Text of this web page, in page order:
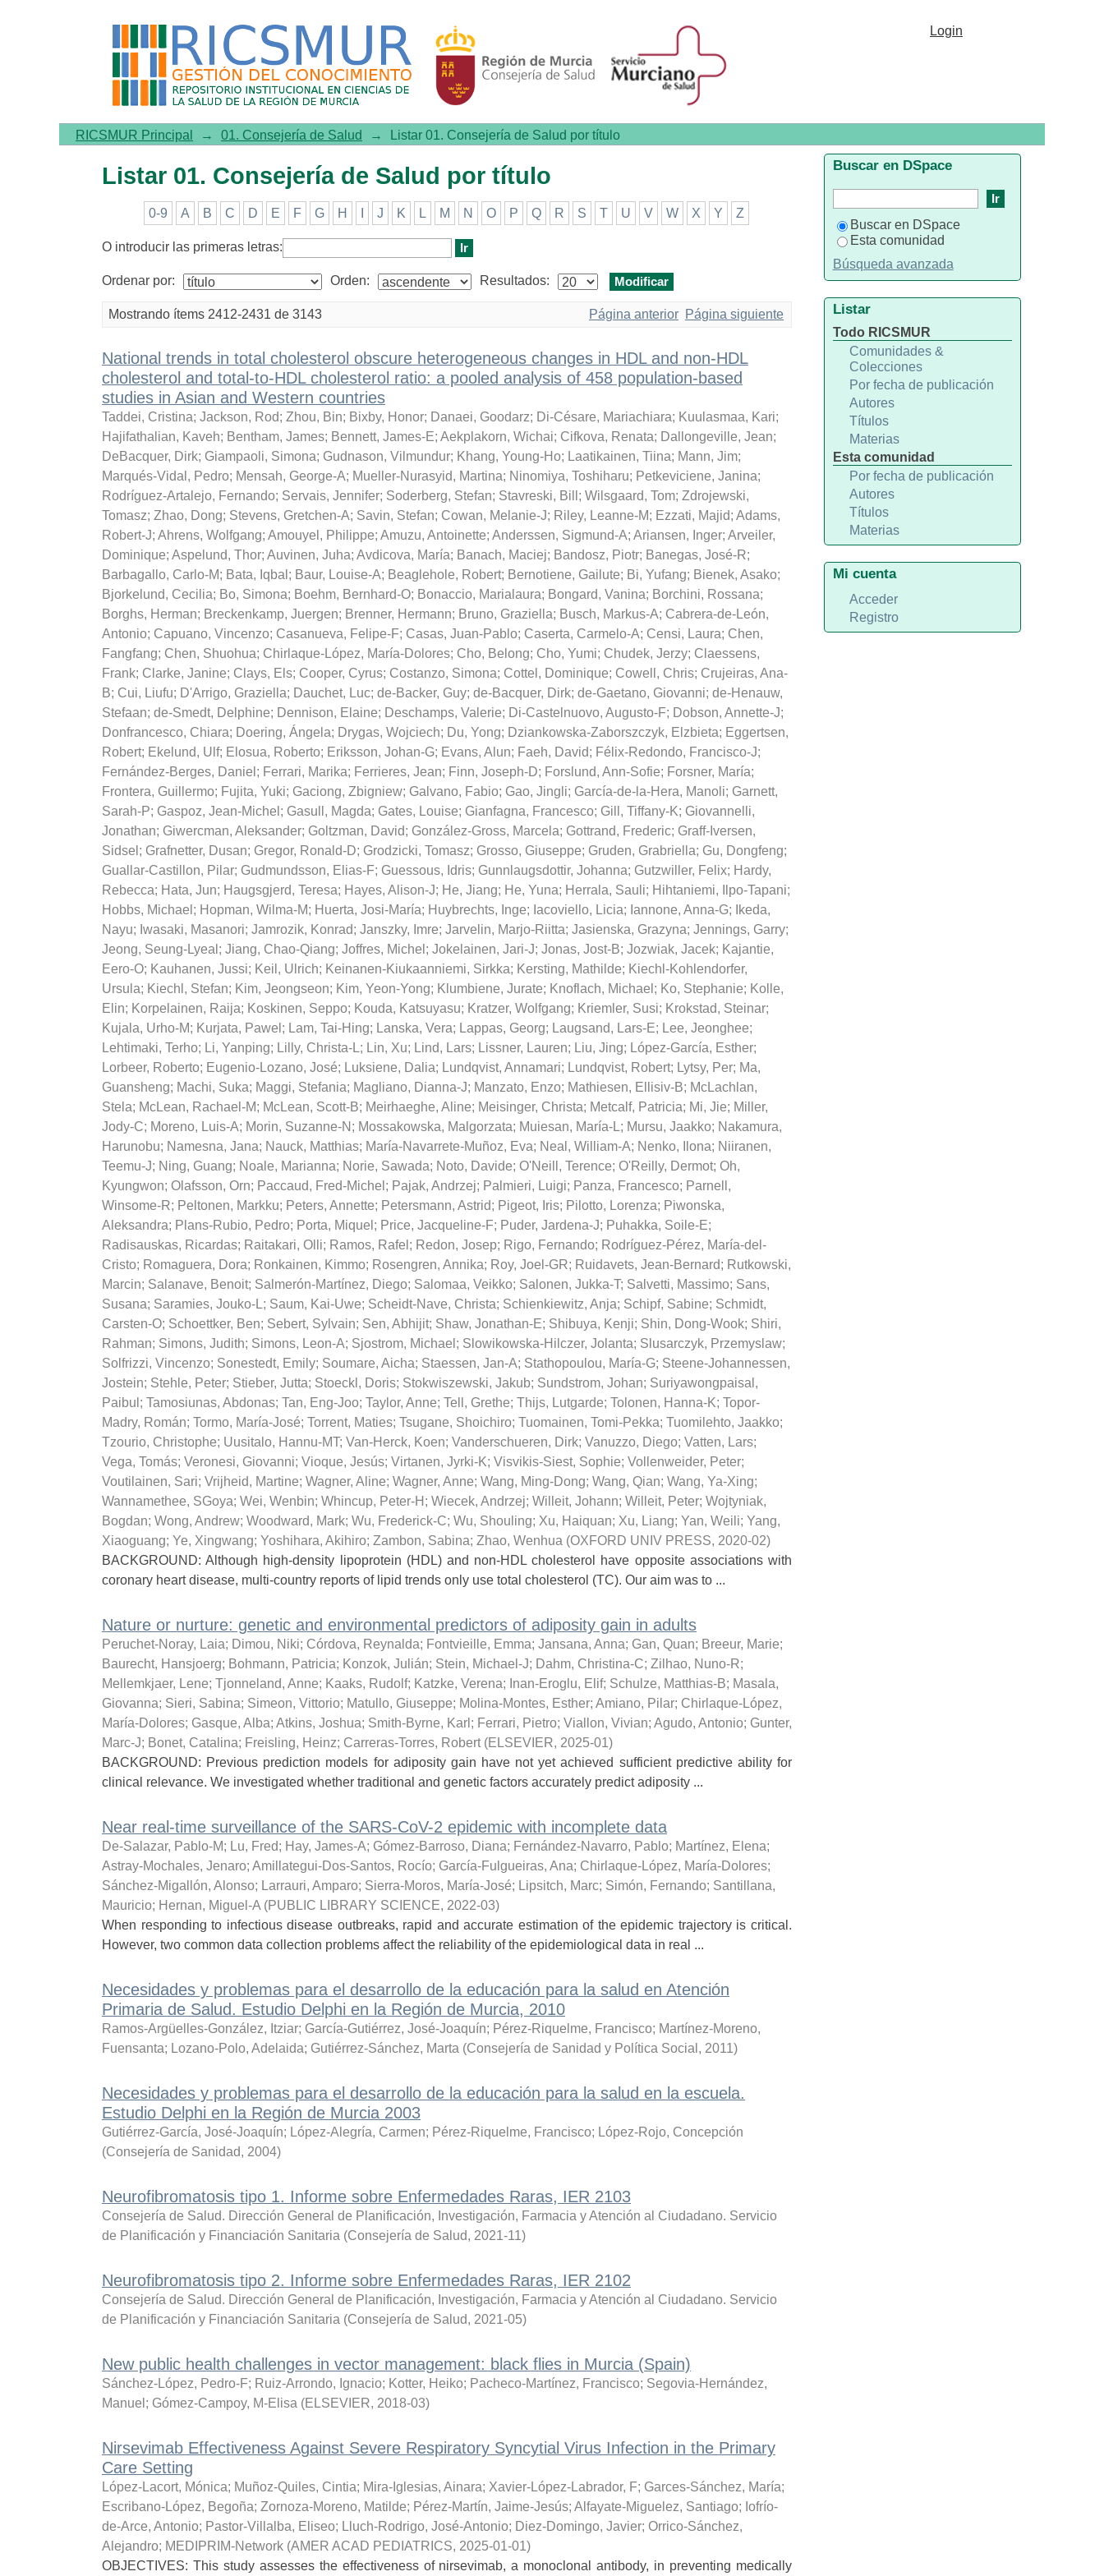
Listar 01. Consejería de Salud por título Login
RICSMUR Principal → 01. Consejería de Salud → Listar 01. Consejería de Salud por título
Listar 01. Consejería de Salud por título
0-9 A B C D E F G H J K L M N O P Q R S T U V W X Y Z
O introducir las primeras letras:
Ordenar por: Orden: Resultados:
Mostrando ítems 2412-2431 de 3143 Página anterior Página siguiente
National trends in total cholesterol obscure heterogeneous changes in HDL and non-HDL
cholesterol and total-to-HDL cholesterol ratio: a pooled analysis of 458 population-based
studies in Asian and Western countries
Taddei, Cristina; Jackson, Rod; Zhou, Bin; Bixby, Honor; Danaei, Goodarz; Di-Césare, Mariachiara; Kuulasmaa, Kari;
Hajifathalian, Kaveh; Bentham, James; Bennett, James-E; Aekplakorn, Wichai; Cifkova, Renata; Dallongeville, Jean;
DeBacquer, Dirk; Giampaoli, Simona; Gudnason, Vilmundur; Khang, Young-Ho; Laatikainen, Tiina; Mann, Jim;
Marqués-Vidal, Pedro; Mensah, George-A; Mueller-Nurasyid, Martina; Ninomiya, Toshiharu; Petkeviciene, Janina;
Rodríguez-Artalejo, Fernando; Servais, Jennifer; Soderberg, Stefan; Stavreski, Bill ; Wilsgaard, Tom; Zdrojewski,
Tomasz; Zhao, Dong; Stevens, Gretchen-A; Savin, Stefan; Cowan, Melanie-J; Riley, Leanne-M; Ezzati, Majid; Adams,
Robert-J; Ahrens, Wolfgang; Amouyel, Philippe; Amuzu, Antoinette; Anderssen, Sigmund-A; Ariansen, Inger; Arveiler,
Dominique; Aspelund, Thor; Auvinen, Juha; Avdicova, María; Banach, Maciej; Bandosz, Piotr; Banegas, José-R;
Barbagallo, Carlo-M; Bata, Iqbal ; Baur, Louise-A; Beaglehole, Robert; Bernotiene, Gailute; Bi, Yufang; Bienek, Asako;
Bjorkelund, Cecilia; Bo, Simona; Boehm, Bernhard-O; Bonaccio, Marialaura; Bongard, Vanina; Borchini, Rossana;
Borghs, Herman; Breckenkamp, Juergen; Brenner, Hermann; Bruno, Graziella; Busch, Markus-A; Cabrera-de-León,
Antonio; Capuano, Vincenzo; Casanueva, Felipe-F; Casas, Juan-Pablo; Caserta, Carmelo-A; Censi, Laura; Chen,
Fangfang; Chen, Shuohua; Chirlaque-López, María-Dolores; Cho, Belong; Cho, Yumi; Chudek, Jerzy; Claessens,
Frank; Clarke, Janine; Clays, Els; Cooper, Cyrus; Costanzo, Simona; Cottel, Dominique; Cowell, Chris; Crujeiras, Ana-
B; Cui, Liufu; D'Arrigo, Graziella; Dauchet, Luc; de-Backer, Guy; de-Bacquer, Dirk; de-Gaetano, Giovanni; de-Henauw,
Stefaan; de-Smedt, Delphine; Dennison, Elaine; Deschamps, Valerie; Di-Castelnuovo, Augusto-F; Dobson, Annette-J;
Donfrancesco, Chiara; Doering, Ángela; Drygas, Wojciech; Du, Yong; Dziankowska-Zaborszczyk, Elzbieta; Eggertsen,
Robert; Ekelund, Ulf; Elosua, Roberto; Eriksson, Johan-G; Evans, Alun; Faeh, David; Félix-Redondo, Francisco-J;
Fernández-Berges, Daniel ; Ferrari, Marika; Ferrieres, Jean; Finn, Joseph-D; Forslund, Ann-Sofie; Forsner, María;
Frontera, Guillermo; Fujita, Yuki; Gaciong, Zbigniew; Galvano, Fabio; Gao, Jingli; García-de-la-Hera, Manoli; Garnett,
Sarah-P; Gaspoz, Jean-Michel ; Gasull, Magda; Gates, Louise; Gianfagna, Francesco; Gill, Tiffany-K; Giovannelli,
Jonathan; Giwercman, Aleksander; Goltzman, David; González-Gross, Marcela; Gottrand, Frederic; Graff-Iversen,
Sidsel ; Grafnetter, Dusan; Gregor, Ronald-D; Grodzicki, Tomasz; Grosso, Giuseppe; Gruden, Grabriella; Gu, Dongfeng;
Guallar-Castillon, Pilar; Gudmundsson, Elias-F; Guessous, Idris; Gunnlaugsdottir, Johanna; Gutzwiller, Felix; Hardy,
Rebecca; Hata, Jun; Haugsgjerd, Teresa; Hayes, Alison-J; He, Jiang; He, Yuna; Herrala, Sauli; Hihtaniemi, Ilpo-Tapani;
Hobbs, Michael ; Hopman, Wilma-M; Huerta, Josi-María; Huybrechts, Inge; Iacoviello, Licia; Iannone, Anna-G;
Ikeda,
Nayu; Iwasaki, Masanori; Jamrozik, Konrad; Janszky, Imre; Jarvelin, Marjo-Riitta; Jasienska, Grazyna; Jennings, Garry;
Jeong, Seung-Lyeal ; Jiang, Chao-Qiang; Joffres, Michel ; Jokelainen, Jari-J; Jonas, Jost-B; Jozwiak, Jacek; Kajantie,
Eero-O; Kauhanen, Jussi; Keil, Ulrich; Keinanen-Kiukaanniemi, Sirkka; Kersting, Mathilde; Kiechl-Kohlendorfer,
Ursula; Kiechl, Stefan; Kim, Jeongseon; Kim, Yeon-Yong; Klumbiene, Jurate; Knoflach, Michael ; Ko, Stephanie; Kolle,
Elin; Korpelainen, Raija; Koskinen, Seppo; Kouda, Katsuyasu; Kratzer, Wolfgang; Kriemler, Susi; Krokstad, Steinar;
Kujala, Urho-M; Kurjata, Pawel ; Lam, Tai-Hing; Lanska, Vera; Lappas, Georg; Laugsand, Lars-E; Lee, Jeonghee;
Lehtimaki, Terho; Li, Yanping; Lilly, Christa-L; Lin, Xu; Lind, Lars; Lissner, Lauren; Liu, Jing; López-García, Esther;
Lorbeer, Roberto; Eugenio-Lozano, José; Luksiene, Dalia; Lundqvist, Annamari; Lundqvist, Robert; Lytsy, Per; Ma,
Guansheng; Machi, Suka; Maggi, Stefania; Magliano, Dianna-J; Manzato, Enzo; Mathiesen, Ellisiv-B; McLachlan,
Stela; McLean, Rachael-M; McLean, Scott-B; Meirhaeghe, Aline; Meisinger, Christa; Metcalf, Patricia; Mi, Jie; Miller,
Jody-C; Moreno, Luis-A; Morin, Suzanne-N ; Mossakowska, Malgorzata; Muiesan, María-L; Mursu, Jaakko; Nakamura,
Harunobu; Namesna, Jana; Nauck, Matthias; María-Navarrete-Muñoz, Eva; Neal, William-A; Nenko, Ilona; Niiranen,
Teemu-J; Ning, Guang; Noale, Marianna; Norie, Sawada; Noto, Davide; O'Neill, Terence; O'Reilly, Dermot; Oh,
Kyungwon; Olafsson, Orn; Paccaud, Fred-Michel ; Pajak, Andrzej; Palmieri, Luigi; Panza, Francesco; Parnell,
Winsome-R; Peltonen, Markku; Peters, Annette; Petersmann, Astrid; Pigeot, Iris; Pilotto, Lorenza; Piwonska,
Aleksandra; Plans-Rubio, Pedro; Porta, Miquel ; Price, Jacqueline-F; Puder, Jardena-J; Puhakka, Soile-E;
Radisauskas, Ricardas; Raitakari, Olli; Ramos, Rafel ; Redon, Josep; Rigo, Fernando; Rodríguez-Pérez, María-del-
Cristo; Romaguera, Dora; Ronkainen, Kimmo; Rosengren, Annika; Roy, Joel-GR; Ruidavets, Jean-Bernard; Rutkowski,
Marcin; Salanave, Benoit; Salmerón-Martínez, Diego; Salomaa, Veikko; Salonen, Jukka-T; Salvetti, Massimo; Sans,
Susana; Saramies, Jouko-L; Saum, Kai-Uwe; Scheidt-Nave, Christa; Schienkiewitz, Anja; Schipf, Sabine; Schmidt,
Carsten-O; Schoettker, Ben; Sebert, Sylvain; Sen, Abhijit; Shaw, Jonathan-E; Shibuya, Kenji; Shin, Dong-Wook; Shiri,
Rahman; Simons, Judith; Simons, Leon-A; Sjostrom, Michael ; Slowikowska-Hilczer, Jolanta; Slusarczyk, Przemyslaw;
Solfrizzi, Vincenzo; Sonestedt, Emily; Soumare, Aicha; Staessen, Jan-A; Stathopoulou, María-G; Steene-Johannessen,
Jostein; Stehle, Peter; Stieber, Jutta; Stoeckl, Doris; Stokwiszewski, Jakub; Sundstrom, Johan; Suriyawongpaisal,
Paibul ; Tamosiunas, Abdonas; Tan, Eng-Joo; Taylor, Anne; Tell, Grethe; Thijs, Lutgarde; Tolonen, Hanna-K; Topor-
Madry, Román; Tormo, María-José; Torrent, Maties; Tsugane, Shoichiro; Tuomainen, Tomi-Pekka; Tuomilehto, Jaakko;
Tzourio, Christophe; Uusitalo, Hannu-MT; Van-Herck, Koen; Vanderschueren, Dirk; Vanuzzo, Diego; Vatten, Lars;
Vega, Tomás; Veronesi, Giovanni; Vioque, Jesús; Virtanen, Jyrki-K; Visvikis-Siest, Sophie; Vollenweider, Peter;
Voutilainen, Sari; Vrijheid, Martine; Wagner, Aline; Wagner, Anne; Wang, Ming-Dong; Wang, Qian; Wang, Ya-Xing;
Wannamethee, SGoya; Wei, Wenbin; Whincup, Peter-H ; Wiecek, Andrzej; Willeit, Johann; Willeit, Peter; Wojtyniak,
Bogdan; Wong, Andrew; Woodward, Mark; Wu, Frederick-C; Wu, Shouling; Xu, Haiquan; Xu, Liang; Yan, Weili; Yang,
Xiaoguang; Ye, Xingwang; Yoshihara, Akihiro; Zambon, Sabina; Zhao, Wenhua (OXFORD UNIV PRESS, 2020-02)
BACKGROUND: Although high-density lipoprotein (HDL) and non-HDL cholesterol have opposite associations with
coronary heart disease, multi-country reports of lipid trends only use total cholesterol (TC). Our aim was to ...
Nature or nurture: genetic and environmental predictors of adiposity gain in adults
Peruchet-Noray, Laia; Dimou, Niki; Córdova, Reynalda; Fontvieille, Emma; Jansana, Anna; Gan, Quan; Breeur, Marie;
Baurecht, Hansjoerg; Bohmann, Patricia; Konzok, Julián; Stein, Michael-J; Dahm, Christina-C; Zilhao, Nuno-R;
Mellemkjaer, Lene; Tjonneland, Anne; Kaaks, Rudolf; Katzke, Verena; Inan-Eroglu, Elif; Schulze, Matthias-B; Masala,
Giovanna; Sieri, Sabina; Simeon, Vittorio; Matullo, Giuseppe; Molina-Montes, Esther; Amiano, Pilar; Chirlaque-López,
María-Dolores; Gasque, Alba; Atkins, Joshua; Smith-Byrne, Karl ; Ferrari, Pietro; Viallon, Vivian; Agudo, Antonio; Gunter,
Marc-J; Bonet, Catalina; Freisling, Heinz; Carreras-Torres, Robert (ELSEVIER, 2025-01)
BACKGROUND: Previous prediction models for adiposity gain have not yet achieved sufficient predictive ability for
clinical relevance. We investigated whether traditional and genetic factors accurately predict adiposity ...
Near real-time surveillance of the SARS-CoV-2 epidemic with incomplete data
De-Salazar, Pablo-M; Lu, Fred; Hay, James-A; Gómez-Barroso, Diana; Fernández-Navarro, Pablo; Martínez, Elena;
Astray-Mochales, Jenaro; Amillategui-Dos-Santos, Rocío; García-Fulgueiras, Ana; Chirlaque-López, María-Dolores;
Sánchez-Migallón, Alonso; Larrauri, Amparo; Sierra-Moros, María-José; Lipsitch, Marc; Simón, Fernando; Santillana,
Mauricio; Hernan, Miguel-A (PUBLIC LIBRARY SCIENCE, 2022-03)
When responding to infectious disease outbreaks, rapid and accurate estimation of the epidemic trajectory is critical.
However, two common data collection problems affect the reliability of the epidemiological data in real ...
Necesidades y problemas para el desarrollo de la educación para la salud en Atención
Primaria de Salud. Estudio Delphi en la Región de Murcia, 2010
Ramos-Argüelles-González, Itziar; García-Gutiérrez, José-Joaquín; Pérez-Riquelme, Francisco; Martínez-Moreno,
Fuensanta; Lozano-Polo, Adelaida; Gutiérrez-Sánchez, Marta (Consejería de Sanidad y Política Social , 2011)
Necesidades y problemas para el desarrollo de la educación para la salud en la escuela.
Estudio Delphi en la Región de Murcia 2003
Gutiérrez-García, José-Joaquín; López-Alegría, Carmen; Pérez-Riquelme, Francisco; López-Rojo, Concepción
(Consejería de Sanidad, 2004)
Neurofibromatosis tipo 1. Informe sobre Enfermedades Raras, IER 2103
Consejería de Salud. Dirección General de Planificación, Investigación, Farmacia y Atención al Ciudadano. Servicio
de Planificación y Financiación Sanitaria (Consejería de Salud, 2021-11)
Neurofibromatosis tipo 2. Informe sobre Enfermedades Raras, IER 2102
Consejería de Salud. Dirección General de Planificación, Investigación, Farmacia y Atención al Ciudadano. Servicio
de Planificación y Financiación Sanitaria (Consejería de Salud, 2021-05)
New public health challenges in vector management: black flies in Murcia (Spain)
Sánchez-López, Pedro-F; Ruiz-Arrondo, Ignacio; Kotter, Heiko; Pacheco-Martínez, Francisco; Segovia-Hernández,
Manuel ; Gómez-Campoy, M-Elisa (ELSEVIER, 2018-03)
Nirsevimab Effectiveness Against Severe Respiratory Syncytial Virus Infection in the Primary
Care Setting
López-Lacort, Mónica; Muñoz-Quiles, Cintia; Mira-Iglesias, Ainara; Xavier-López-Labrador, F; Garces-Sánchez, María;
Escribano-López, Begoña; Zornoza-Moreno, Matilde; Pérez-Martín, Jaime-Jesús; Alfayate-Miguelez, Santiago; Iofrío-
de-Arce, Antonio; Pastor-Villalba, Eliseo; Lluch-Rodrigo, José-Antonio; Diez-Domingo, Javier; Orrico-Sánchez,
Alejandro; MEDIPRIM-Network (AMER ACAD PEDIATRICS, 2025-01-01)
OBJECTIVES: This study assesses the effectiveness of nirsevimab, a monoclonal antibody, in preventing medically
Buscar en DSpace
Buscar en DSpace
Esta comunidad
Búsqueda avanzada
Listar
Todo RICSMUR
Comunidades &
Colecciones
Por fecha de publicación
Autores
Títulos
Materias
Esta comunidad
Por fecha de publicación
Autores
Títulos
Materias
Mi cuenta
Acceder
Registro